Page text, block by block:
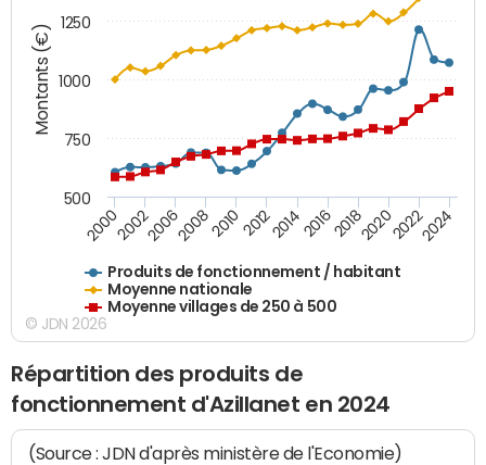
Montants (€)
Produits de fonctionnement / habitant
Moyenne nationale
Moyenne villages de 250 à 500
200020022006200820102012201420162018202020222024
500
750
1000
1250
© JDN 2026
Répartition des produits de
fonctionnement d'Azillanet en 2024
(Source : JDN d'après ministère de l'Economie)